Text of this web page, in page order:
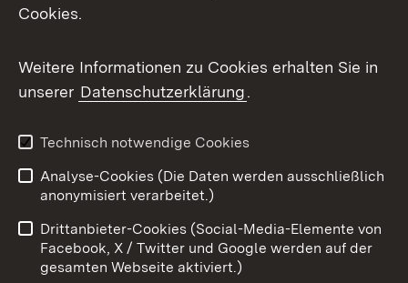
X / Twitter
Youtube
Impressum
Kontakt
Barrierefreiheit
Datenschutz
Cookies
Cookies.
Weitere Informationen zu Cookies erhalten Sie in
unserer Datenschutzerklärung.
Technisch notwendige Cookies
Analyse-Cookies (Die Daten werden ausschließlich
anonymisiert verarbeitet.)
Drittanbieter-Cookies (Social-Media-Elemente von
Facebook, X / Twitter und Google werden auf der
gesamten Webseite aktiviert.)